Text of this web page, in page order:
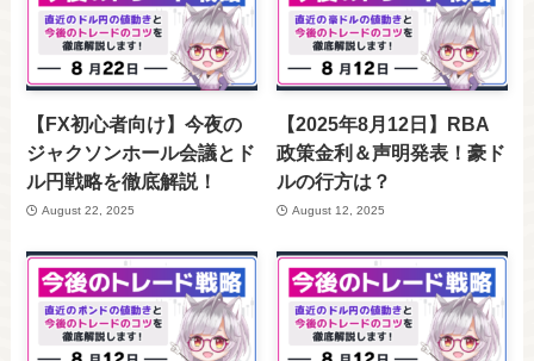
【FX初心者向け】今夜の
ジャクソンホール会議とド
ル円戦略を徹底解説！
August 22, 2025
【2025年8月12日】RBA
政策金利＆声明発表！豪ド
ルの行方は？
August 12, 2025